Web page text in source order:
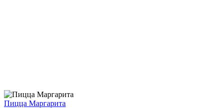
Пицца Маргарита